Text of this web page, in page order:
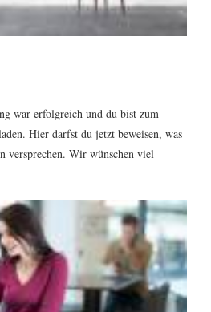
war erfolgreich und du bist zum
Hier darfst du jetzt beweisen, was
versprechen. Wir wünschen viel